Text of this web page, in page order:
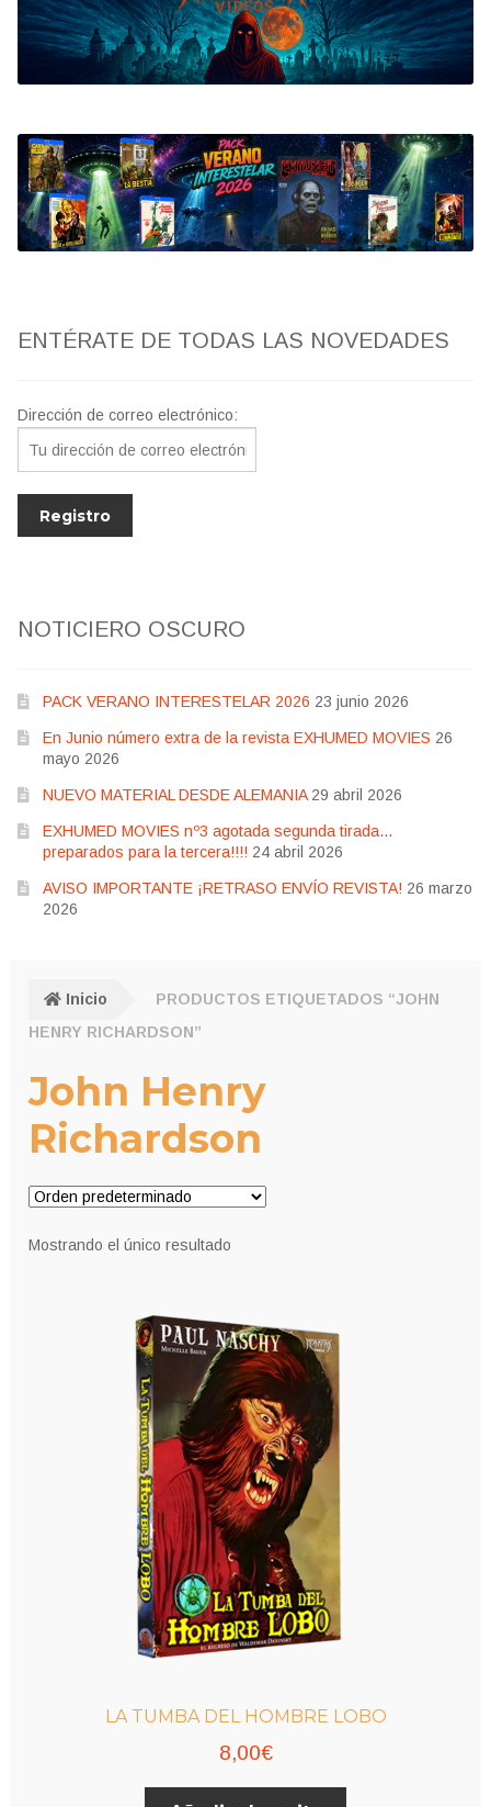
Bluray
Clasificada S
artwork
fantaterror
Jesús Franco
ENTÉRATE DE TODAS LAS NOVEDADES
Dirección de correo electrónico:
NOTICIERO OSCURO
PACK VERANO INTERESTELAR 2026 23 junio 2026
En Junio número extra de la revista EXHUMED MOVIES 26
mayo 2026
NUEVO MATERIAL DESDE ALEMANIA 29 abril 2026
EXHUMED MOVIES nº3 agotada segunda tirada…
preparados para la tercera!!!! 24 abril 2026
AVISO IMPORTANTE ¡RETRASO ENVÍO REVISTA! 26 marzo
2026
Inicio
PRODUCTOS ETIQUETADOS “JOHN
HENRY RICHARDSON”
John Henry
Richardson
Mostrando el único resultado
LA TUMBA DEL HOMBRE LOBO
8,00€